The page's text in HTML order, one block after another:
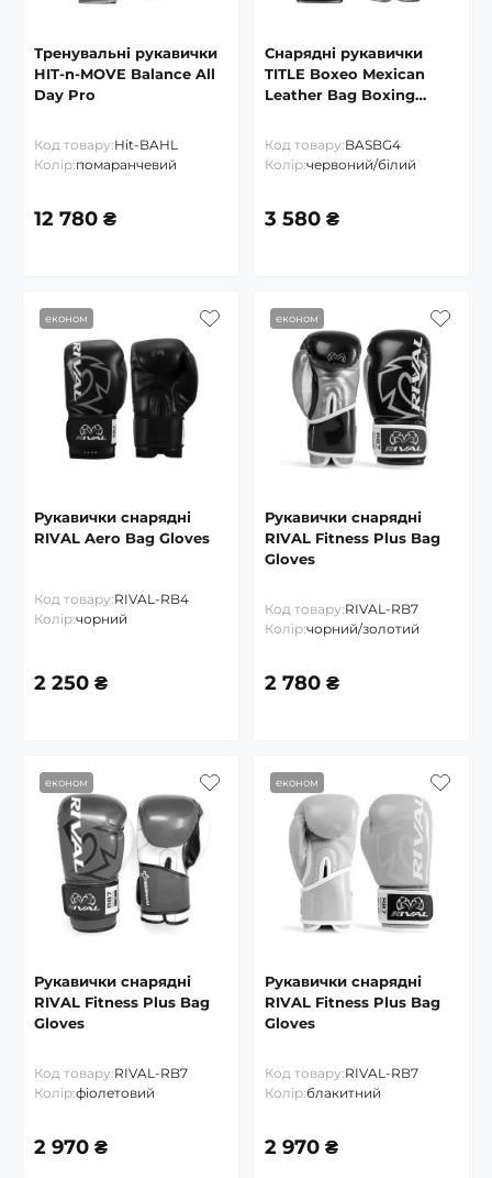
Тренувальні рукавички
HIT-n-MOVE Balance All
Day Pro
Код товару:Hit-BAHL
Колір:помаранчевий
12 780 ₴
Снарядні рукавички
TITLE Boxeo Mexican
Leather Bag Boxing
Код товару:BASBG4
Колір:червоний/білий
3 580 ₴
економ
Рукавички снарядні
RIVAL Aero Bag Gloves
Код товару:RIVAL-RB4
Колір:чорний
2 250 ₴
економ
Рукавички снарядні
RIVAL Fitness Plus Bag
Gloves
Код товару:RIVAL-RB7
Колір:чорний/золотий
2 780 ₴
економ
Рукавички снарядні
RIVAL Fitness Plus Bag
Gloves
Код товару:RIVAL-RB7
Колір:фіолетовий
2 970 ₴
економ
Рукавички снарядні
RIVAL Fitness Plus Bag
Gloves
Код товару:RIVAL-RB7
Колір:блакитний
2 970 ₴